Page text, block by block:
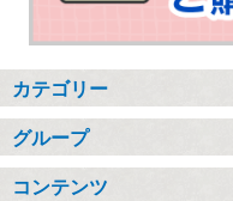
カテゴリー
グループ
コンテンツ